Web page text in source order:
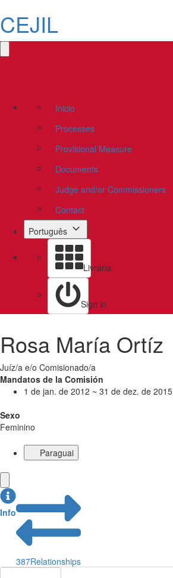
CEJIL
Inicio
Processes
Provisional Measure
Documents
Judge and/or Commissioners
Contact
Português
Livraria
Sign in
Rosa María Ortíz
Juíz/a e/o Comisionado/a
Mandatos de la Comisión
1 de jan. de 2012 ~ 31 de dez. de 2015
Sexo
Feminino
Paraguai
Info
387Relationships